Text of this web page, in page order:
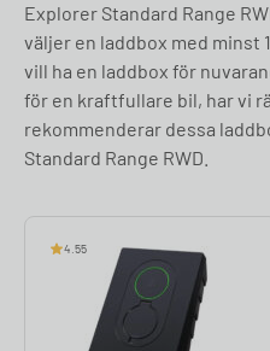
Explorer Standard Range
väljer en laddbox med minst
vill ha en laddbox för
för en kraftfullare bil, har vi
rekommenderar dessa
Standard Range RWD.
4.55